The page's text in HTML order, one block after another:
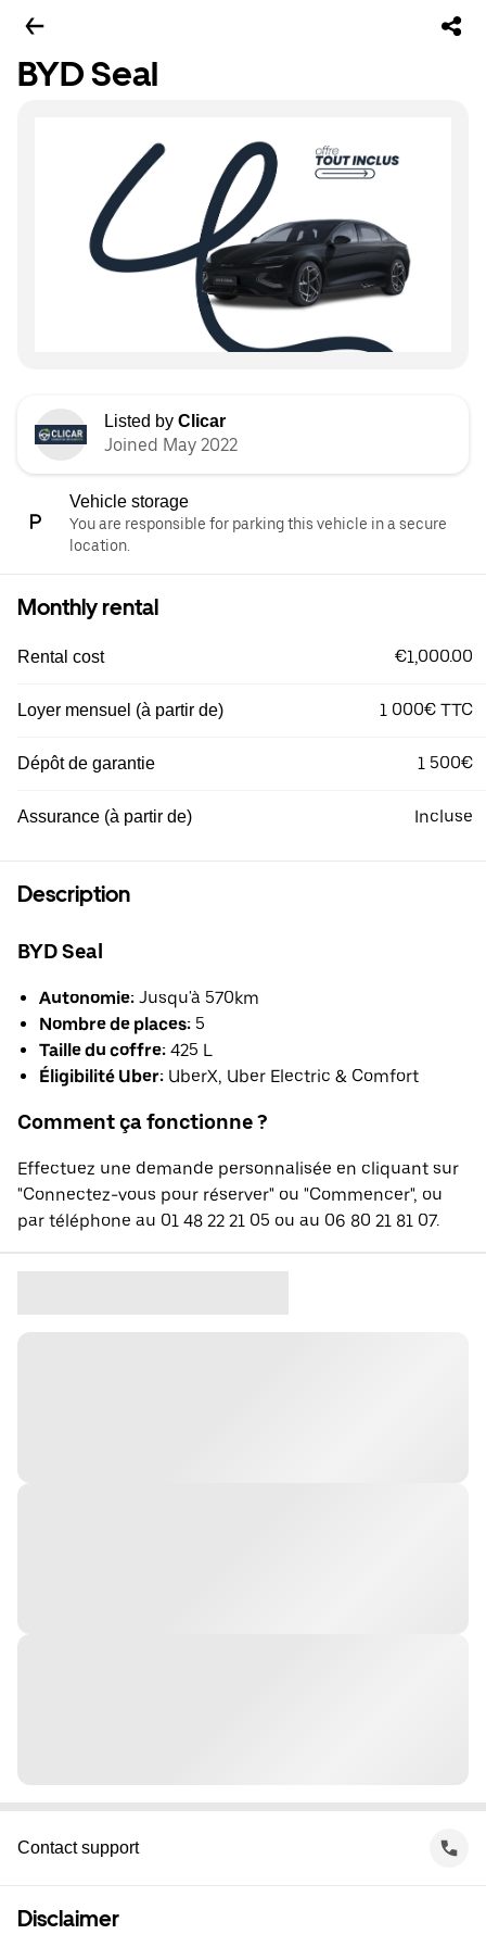
BYD Seal
Listed by Clicar
Joined May 2022
Vehicle storage
You are responsible for parking this vehicle in a secure
location.
Monthly rental
Rental cost €1,000.00
Loyer mensuel (à partir de) 1 000€ TTC
Dépôt de garantie 1 500€
Assurance (à partir de) Incluse
Description
BYD Seal
Autonomie: Jusqu'à 570km
Nombre de places: 5
Taille du coffre: 425 L
Éligibilité Uber: UberX, Uber Electric & Comfort
Comment ça fonctionne ?
Effectuez une demande personnalisée en cliquant sur
"Connectez-vous pour réserver" ou "Commencer", ou
par téléphone au 01 48 22 21 05 ou au 06 80 21 81 07.
Contact support
Disclaimer